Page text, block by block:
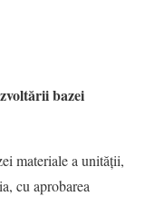
bazei
materiale a unităţii,
cu aprobarea